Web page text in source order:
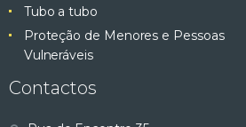
Tubo a tubo
Proteção de Menores e Pessoas
Vulneráveis
Contactos